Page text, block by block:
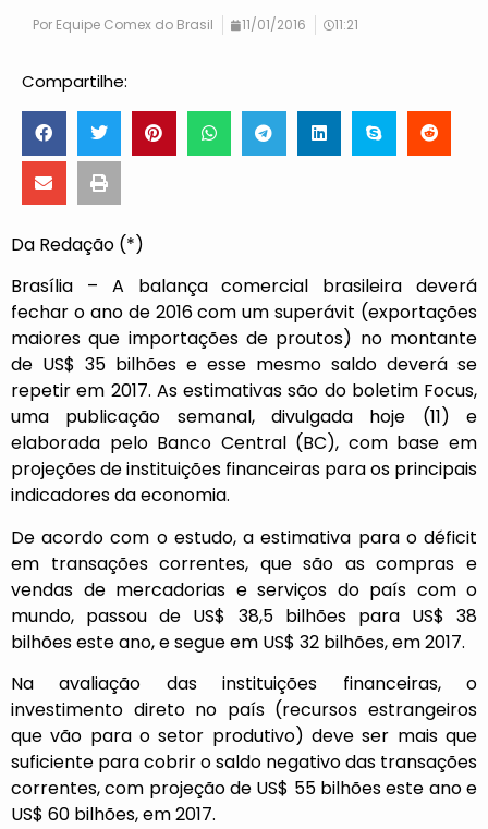
Por Equipe Comex do Brasil 11/01/2016 11:21
Compartilhe:
Da Redação (*)
Brasília – A balança comercial brasileira deverá
fechar o ano de 2016 com um superávit (exportações
maiores que importações de proutos) no montante
de US$ 35 bilhões e esse mesmo saldo deverá se
repetir em 2017. As estimativas são do boletim Focus,
uma publicação semanal, divulgada hoje (11) e
elaborada pelo Banco Central (BC), com base em
projeções de instituições financeiras para os principais
indicadores da economia.
De acordo com o estudo, a estimativa para o déficit
em transações correntes, que são as compras e
vendas de mercadorias e serviços do país com o
mundo, passou de US$ 38,5 bilhões para US$ 38
bilhões este ano, e segue em US$ 32 bilhões, em 2017.
Na avaliação das instituições financeiras, o
investimento direto no país (recursos estrangeiros
que vão para o setor produtivo) deve ser mais que
suficiente para cobrir o saldo negativo das transações
correntes, com projeção de US$ 55 bilhões este ano e
US$ 60 bilhões, em 2017.